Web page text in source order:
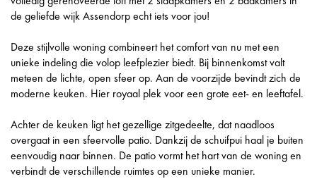
de geliefde wijk Assendorp echt iets voor jou!
Deze stijlvolle woning combineert het comfort van nu met een
unieke indeling die volop leefplezier biedt. Bij binnenkomst valt
meteen de lichte, open sfeer op. Aan de voorzijde bevindt zich de
moderne keuken. Hier royaal plek voor een grote eet- en leeftafel.
Achter de keuken ligt het gezellige zitgedeelte, dat naadloos
overgaat in een sfeervolle patio. Dankzij de schuifpui haal je buiten
eenvoudig naar binnen. De patio vormt het hart van de woning en
verbindt de verschillende ruimtes op een unieke manier.